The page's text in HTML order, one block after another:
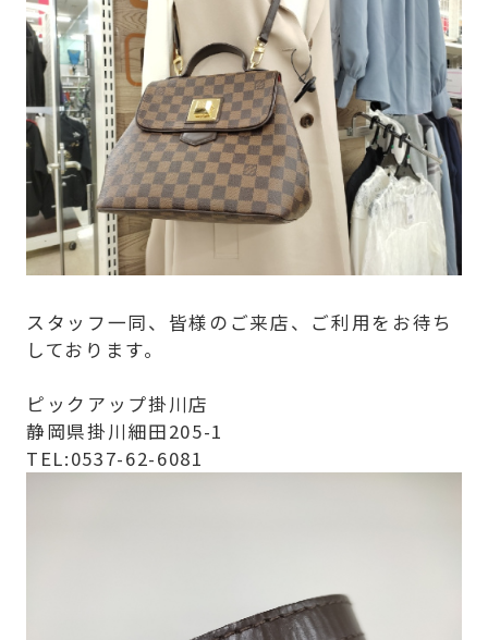
スタッフ一同、皆様のご来店、ご利用をお待ち
しております。
ピックアップ掛川店
静岡県掛川細田205-1
TEL:0537-62-6081